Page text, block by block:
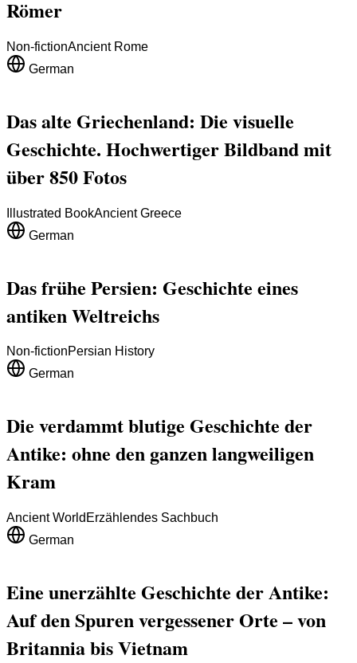
Römer
Non-fictionAncient Rome
German
Das alte Griechenland: Die visuelle
Geschichte. Hochwertiger Bildband mit
über 850 Fotos
Illustrated BookAncient Greece
German
Das frühe Persien: Geschichte eines
antiken Weltreichs
Non-fictionPersian History
German
Die verdammt blutige Geschichte der
Antike: ohne den ganzen langweiligen
Kram
Ancient World Erzählendes Sachbuch
German
Eine unerzählte Geschichte der Antike:
Auf den Spuren vergessener Orte – von
Britannia bis Vietnam